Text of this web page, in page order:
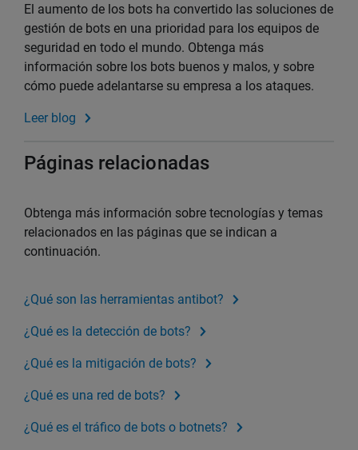
El aumento de los bots ha convertido las soluciones de
gestión de bots en una prioridad para los equipos de
seguridad en todo el mundo. Obtenga más
información sobre los bots buenos y malos, y sobre
cómo puede adelantarse su empresa a los ataques.
Leer blog
Páginas relacionadas
Obtenga más información sobre tecnologías y temas
relacionados en las páginas que se indican a
continuación.
¿Qué son las herramientas antibot?
¿Qué es la detección de bots?
¿Qué es la mitigación de bots?
¿Qué es una red de bots?
¿Qué es el tráfico de bots o botnets?